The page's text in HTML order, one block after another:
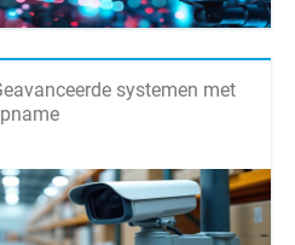
systemen met